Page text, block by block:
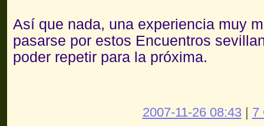
Así que nada, una experiencia muy
pasarse por estos Encuentros
poder repetir para la próxima.
2007-11-26 08:43| 7